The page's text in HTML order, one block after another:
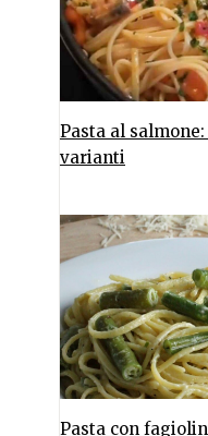
Pasta al
varianti
Pasta con